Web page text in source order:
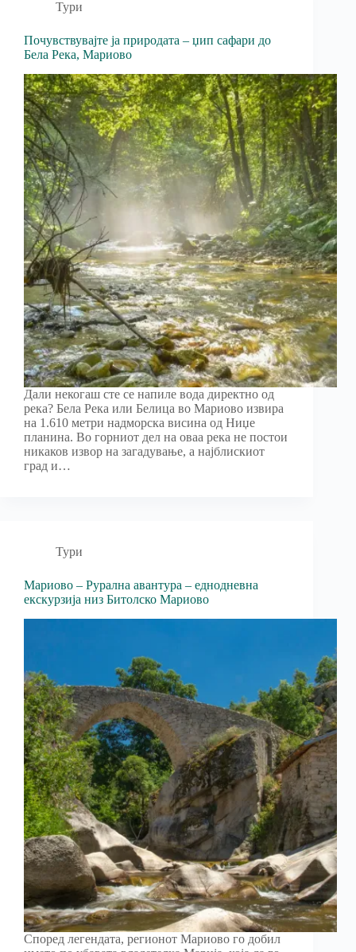
Тури
Почувствувајте ја природата – џип сафари до
Бела Река, Мариово
Дали некогаш сте се напиле вода директно од
река? Бела Река или Белица во Мариово извира
на 1.610 метри надморска висина од Ниџе
планина. Во горниот дел на оваа река не постои
никаков извор на загадување, а најблискиот
град и…
Тури
Мариово – Рурална авантура – еднодневна
екскурзија низ Битолско Мариово
Според легендата, регионот Мариово го добил